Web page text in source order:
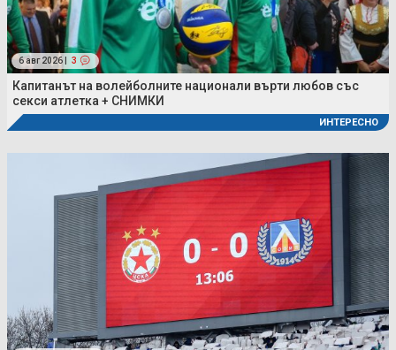
6 авг 2026 | 3
Капитанът на волейболните национали върти любов със
секси атлетка + СНИМКИ
ИНТЕРЕСНО